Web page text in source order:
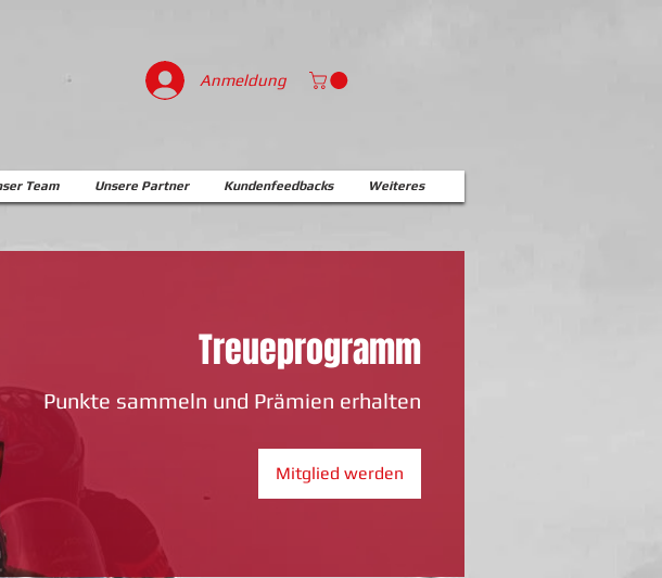
Anmeldung
Team Unsere Partner Kundenfeedbacks Weiteres
Treueprogramm
Punkte sammeln und Prämien erhalten
Mitglied werden